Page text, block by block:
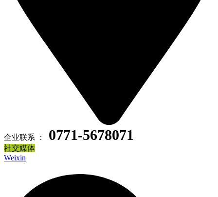
企业联系 ： 0771-5678071
社交媒体
Weixin